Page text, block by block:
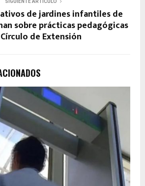
de jardines infantiles de
sobre prácticas pedagógicas
de Extensión